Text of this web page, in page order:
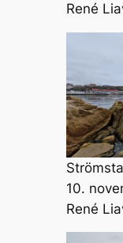
René
10.
René